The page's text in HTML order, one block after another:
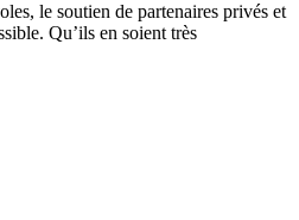
le soutien de partenaires privés et
Qu’ils en soient très